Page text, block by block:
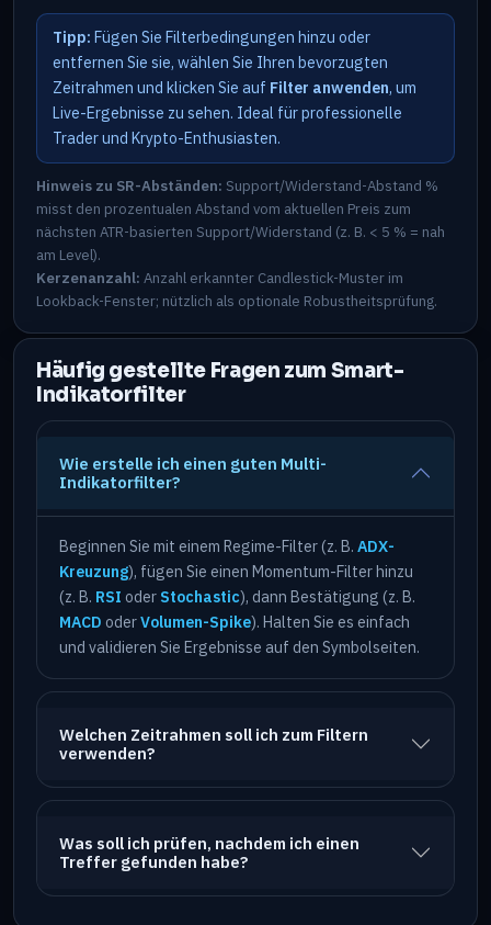
Tipp: Fügen Sie Filterbedingungen hinzu oder
entfernen Sie sie, wählen Sie Ihren bevorzugten
Zeitrahmen und klicken Sie auf Filter anwenden, um
Live-Ergebnisse zu sehen. Ideal für professionelle
Trader und Krypto-Enthusiasten.
Hinweis zu SR-Abständen: Support/Widerstand-Abstand %
misst den prozentualen Abstand vom aktuellen Preis zum
nächsten ATR-basierten Support/Widerstand (z. B. < 5 % = nah
am Level).
Kerzenanzahl: Anzahl erkannter Candlestick-Muster im
Lookback-Fenster; nützlich als optionale Robustheitsprüfung.
Häufig gestellte Fragen zum Smart-
Indikatorfilter
Wie erstelle ich einen guten Multi-
Indikatorfilter?
Beginnen Sie mit einem Regime-Filter (z. B. ADX-
Kreuzung), fügen Sie einen Momentum-Filter hinzu
(z. B. RSI oder Stochastic), dann Bestätigung (z. B.
MACD oderVolumen-Spike). Halten Sie es einfach
und validieren Sie Ergebnisse auf den Symbolseiten.
Welchen Zeitrahmen soll ich zum Filtern
verwenden?
Was soll ich prüfen, nachdem ich einen
Treffer gefunden habe?